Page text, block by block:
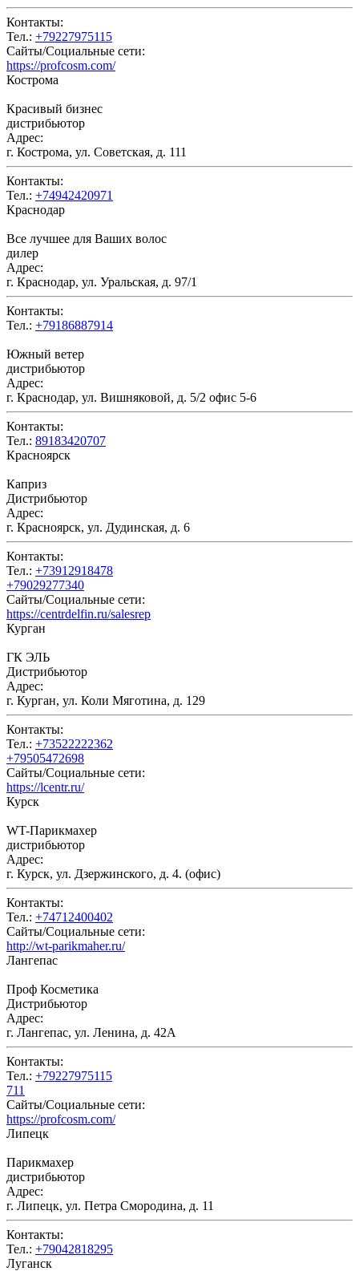
Контакты:
Тел.: +79227975115
Сайты/Социальные сети:
https://profcosm.com/
Кострома
Красивый бизнес
дистрибьютор
Адрес:
г. Кострома, ул. Советская, д. 111
Контакты:
Тел.: +74942420971
Краснодар
Все лучшее для Ваших волос
дилер
Адрес:
г. Краснодар, ул. Уральская, д. 97/1
Контакты:
Тел.: +79186887914
Южный ветер
дистрибьютор
Адрес:
г. Краснодар, ул. Вишняковой, д. 5/2 офис 5-6
Контакты:
Тел.: 89183420707
Красноярск
Каприз
Дистрибьютор
Адрес:
г. Красноярск, ул. Дудинская, д. 6
Контакты:
Тел.: +73912918478
+79029277340
Сайты/Социальные сети:
https://centrdelfin.ru/salesrep
Курган
ГК ЭЛЬ
Дистрибьютор
Адрес:
г. Курган, ул. Коли Мяготина, д. 129
Контакты:
Тел.: +73522222362
+79505472698
Сайты/Социальные сети:
https://lcentr.ru/
Курск
WT-Парикмахер
дистрибьютор
Адрес:
г. Курск, ул. Дзержинского, д. 4. (офис)
Контакты:
Тел.: +74712400402
Сайты/Социальные сети:
http://wt-parikmaher.ru/
Лангепас
Проф Косметика
Дистрибьютор
Адрес:
г. Лангепас, ул. Ленина, д. 42А
Контакты:
Тел.: +79227975115
711
Сайты/Социальные сети:
https://profcosm.com/
Липецк
Парикмахер
дистрибьютор
Адрес:
г. Липецк, ул. Петра Смородина, д. 11
Контакты:
Тел.: +79042818295
Луганск